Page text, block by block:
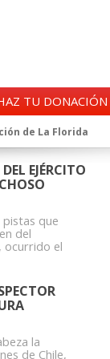
TU DONACIÓN
de La Florida
por Trump
fraude al
de la Fiscalía
Jaime Mañalich
la DGAC
EJÉRCITO
que
del
ocurrido el
la
de Chile,